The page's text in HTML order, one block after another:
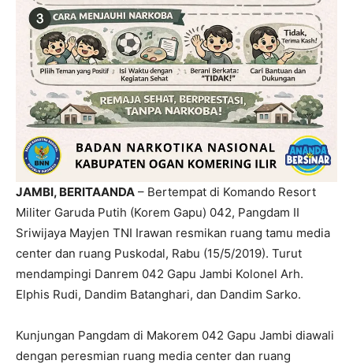
JAMBI, BERITAANDA – Bertempat di Komando Resort
Militer Garuda Putih (Korem Gapu) 042, Pangdam II
Sriwijaya Mayjen TNI Irawan resmikan ruang tamu media
center dan ruang Puskodal, Rabu (15/5/2019). Turut
mendampingi Danrem 042 Gapu Jambi Kolonel Arh.
Elphis Rudi, Dandim Batanghari, dan Dandim Sarko.
Kunjungan Pangdam di Makorem 042 Gapu Jambi diawali
dengan peresmian ruang media center dan ruang